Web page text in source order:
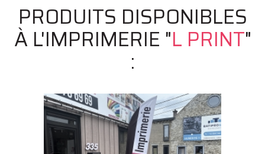
PRODUITS DISPONIBLES
À L'IMPRIMERIE "L PRINT"
: